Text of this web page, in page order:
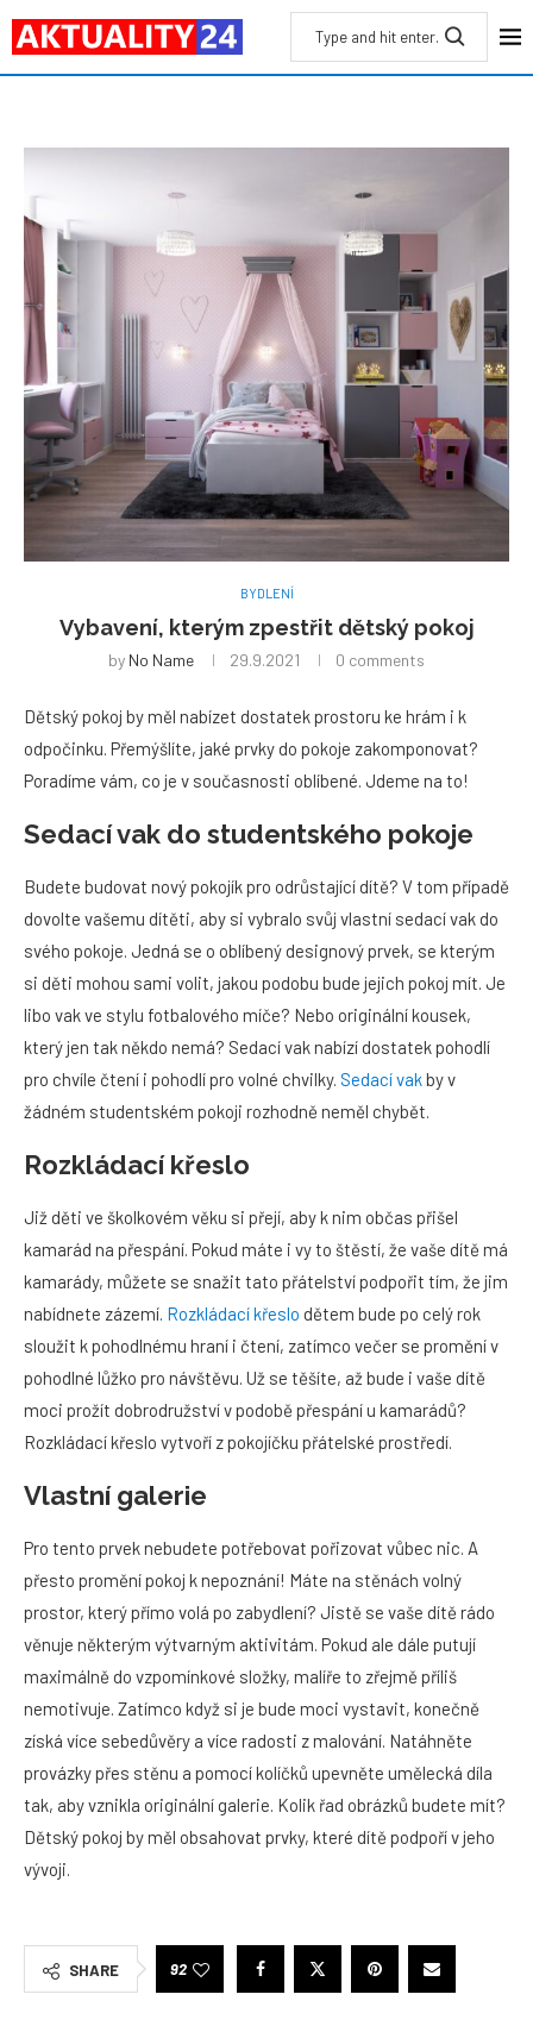
BYDLENÍ
Vybavení, kterým zpestřit dětský pokoj
by No Name 29.9.2021 0 comments
Dětský pokoj by měl nabízet dostatek prostoru ke hrám i k
odpočinku. Přemýšlíte, jaké prvky do pokoje zakomponovat?
Poradíme vám, co je v současnosti oblíbené. Jdeme na to!
Sedací vak do studentského pokoje
Budete budovat nový pokojík pro odrůstající dítě? V tom případě
dovolte vašemu dítěti, aby si vybralo svůj vlastní sedací vak do
svého pokoje. Jedná se o oblíbený designový prvek, se kterým
si děti mohou sami volit, jakou podobu bude jejich pokoj mít. Je
libo vak ve stylu fotbalového míče? Nebo originální kousek,
který jen tak někdo nemá? Sedací vak nabízí dostatek pohodlí
pro chvíle čtení i pohodlí pro volné chvilky. Sedací vakby v
žádném studentském pokoji rozhodně neměl chybět.
Rozkládací křeslo
Již děti ve školkovém věku si přejí, aby k nim občas přišel
kamarád na přespání. Pokud máte i vy to štěstí, že vaše dítě má
kamarády, můžete se snažit tato přátelství podpořit tím, že jim
nabídnete zázemí. Rozkládací křeslo dětem bude po celý rok
sloužit k pohodlnému hraní i čtení, zatímco večer se promění v
pohodlné lůžko pro návštěvu. Už se těšíte, až bude i vaše dítě
moci prožít dobrodružství v podobě přespání u kamarádů?
Rozkládací křeslo vytvoří z pokojíčku přátelské prostředí.
Vlastní galerie
Pro tento prvek nebudete potřebovat pořizovat vůbec nic. A
přesto promění pokoj k nepoznání! Máte na stěnách volný
prostor, který přímo volá po zabydlení? Jistě se vaše dítě rádo
věnuje některým výtvarným aktivitám. Pokud ale dále putují
maximálně do vzpomínkové složky, malíře to zřejmě příliš
nemotivuje. Zatímco když si je bude moci vystavit, konečně
získá více sebedůvěry a více radosti z malování. Natáhněte
provázky přes stěnu a pomocí kolíčků upevněte umělecká díla
tak, aby vznikla originální galerie. Kolik řad obrázků budete mít?
Dětský pokoj by měl obsahovat prvky, které dítě podpoří v jeho
vývoji.
SHARE 92